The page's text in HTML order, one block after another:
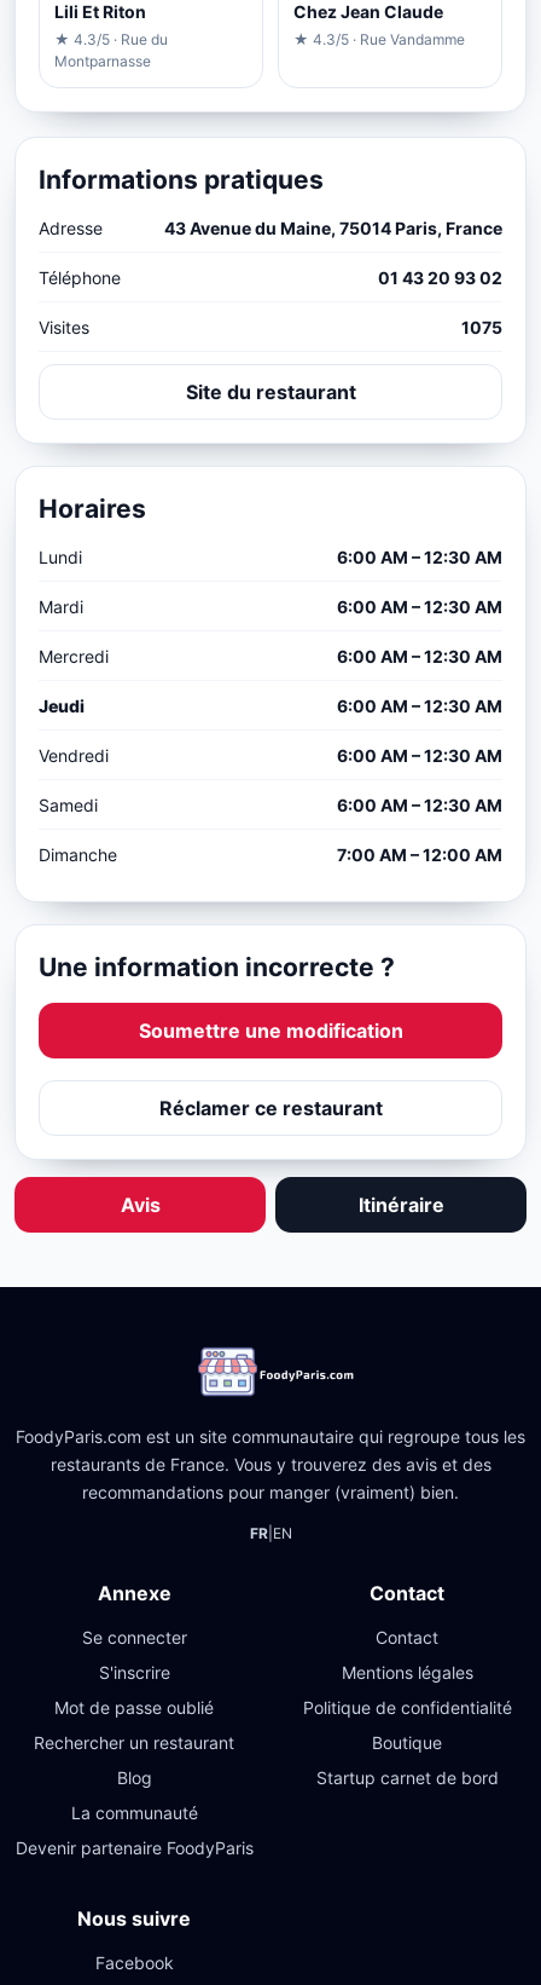
Lili Et Riton
★ 4.3/5 · Rue du
Montparnasse
Chez Jean Claude
★ 4.3/5 · Rue Vandamme
Informations pratiques
Adresse 43 Avenue du Maine, 75014 Paris, France
Téléphone 01 43 20 93 02
Visites 1075
Site du restaurant
Horaires
Lundi 6:00 AM – 12:30 AM
Mardi 6:00 AM – 12:30 AM
Mercredi 6:00 AM – 12:30 AM
Jeudi 6:00 AM – 12:30 AM
Vendredi 6:00 AM – 12:30 AM
Samedi 6:00 AM – 12:30 AM
Dimanche 7:00 AM – 12:00 AM
Une information incorrecte ?
Soumettre une modification
Réclamer ce restaurant
Avis Itinéraire
FoodyParis.com est un site communautaire qui regroupe tous les
restaurants de France. Vous y trouverez des avis et des
recommandations pour manger (vraiment) bien.
FR| EN
Annexe
Se connecter
S'inscrire
Mot de passe oublié
Rechercher un restaurant
Blog
La communauté
Devenir partenaire FoodyParis
Contact
Contact
Mentions légales
Politique de confidentialité
Boutique
Startup carnet de bord
Nous suivre
Facebook